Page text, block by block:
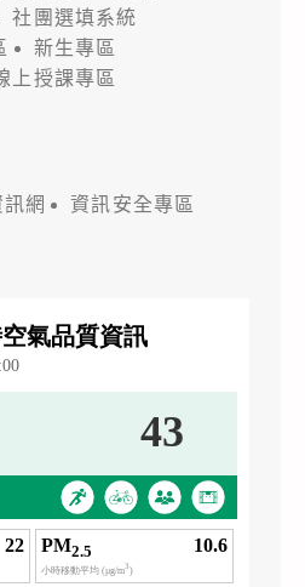
社團選填系統
新生專區
上授課專區
網
資訊安全專區